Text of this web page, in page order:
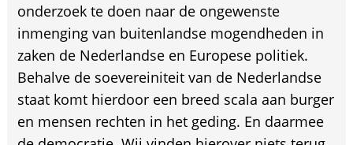
onderzoek te doen naar de ongewenste
inmenging van buitenlandse mogendheden in
zaken de Nederlandse en Europese politiek.
Behalve de soevereiniteit van de Nederlandse
staat komt hierdoor een breed scala aan burger
en mensen rechten in het geding. En daarmee